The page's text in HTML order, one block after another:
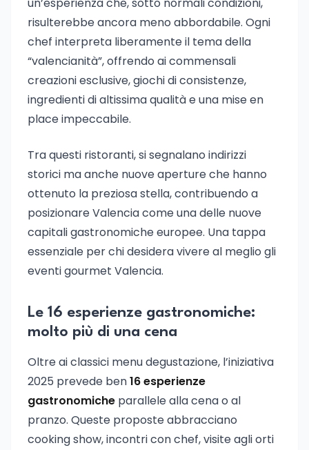
risulterebbe ancora meno abbordabile. Ogni
chef interpreta liberamente il tema della
“valencianità”, offrendo ai commensali
creazioni esclusive, giochi di consistenze,
ingredienti di altissima qualità e una mise en
place impeccabile.
Tra questi ristoranti, si segnalano indirizzi
storici ma anche nuove aperture che hanno
ottenuto la preziosa stella, contribuendo a
posizionare Valencia come una delle nuove
capitali gastronomiche europee. Una tappa
essenziale per chi desidera vivere al meglio gli
eventi gourmet Valencia.
Le 16 esperienze gastronomiche:
molto più di una cena
Oltre ai classici menu degustazione, l’iniziativa
2025 prevede ben16 esperienze
gastronomiche parallele alla cena o al
pranzo. Queste proposte abbracciano
cooking show, incontri con chef, visite agli orti